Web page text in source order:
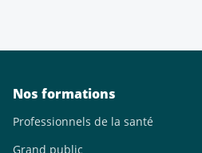
Nos formations
Professionnels de la santé
Grand public